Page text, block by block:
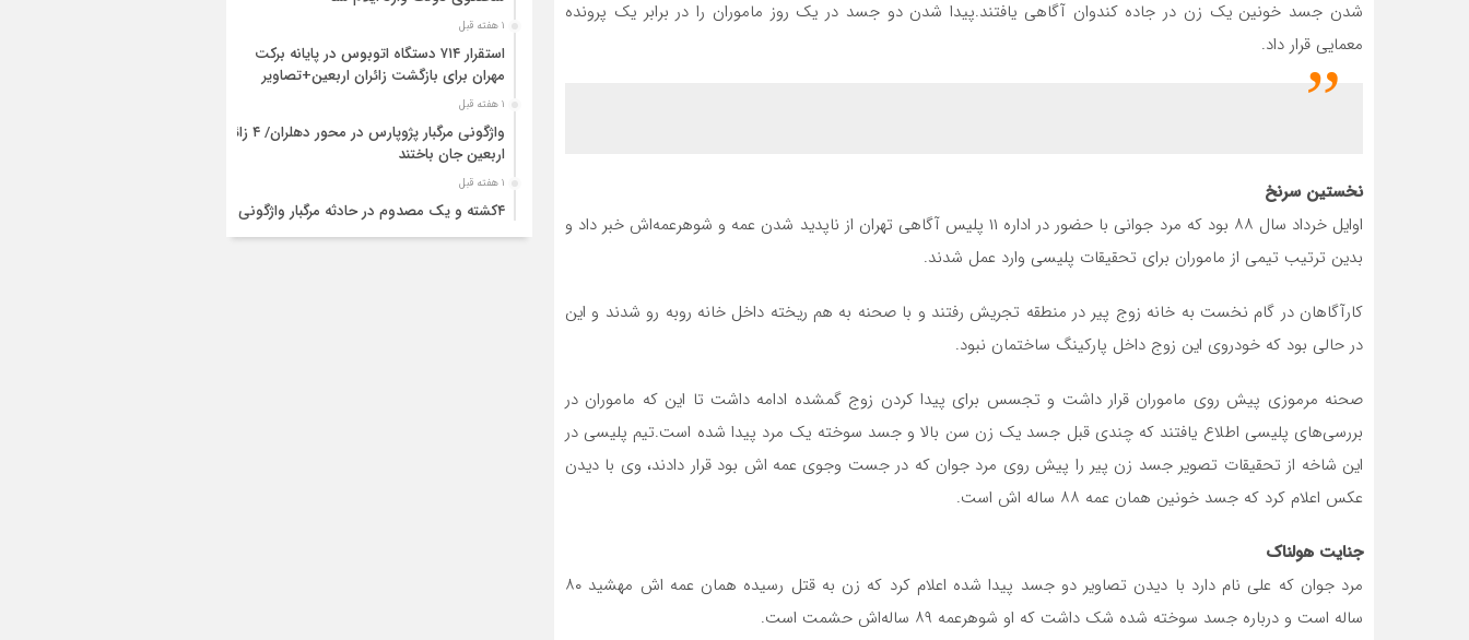
شدن جسد خونین یک زن در جاده کندوان آگاهی یافتند.پیدا شدن دو جسد در یک روز ماموران را در برابر یک پرونده
معمایی قرار داد.
نخستین سرنخ
اوایل خرداد سال ۸۸ بود که مرد جوانی با حضور در اداره ۱۱ پلیس آگاهی تهران از ناپدید شدن عمه و شوهرعمه‌اش خبر داد و
بدین ترتیب تیمی از ماموران برای تحقیقات پلیسی وارد عمل شدند.
کارآگاهان در گام نخست به خانه زوج پیر در منطقه تجریش رفتند و با صحنه به هم ریخته داخل خانه روبه رو شدند و این
در حالی بود که خودروی این زوج داخل پارکینگ ساختمان نبود.
صحنه مرموزی پیش روی ماموران قرار داشت و تجسس برای پیدا کردن زوج گمشده ادامه داشت تا این که ماموران در
بررسی‌های پلیسی اطلاع یافتند که چندی قبل جسد یک زن سن بالا و جسد سوخته یک مرد پیدا شده است.تیم پلیسی در
این شاخه از تحقیقات تصویر جسد زن پیر را پیش روی مرد جوان که در جست وجوی عمه اش بود قرار دادند، وی با دیدن
عکس اعلام کرد که جسد خونین همان عمه ۸۸ ساله اش است.
جنایت هولناک
مرد جوان که علی نام دارد با دیدن تصاویر دو جسد پیدا شده اعلام کرد که زن به قتل رسیده همان عمه اش مهشید ۸۰
ساله است و درباره جسد سوخته شده شک داشت که او شوهرعمه ۸۹ ساله‌اش حشمت است.
۱ هفته قبل
استقرار ۷۱۴ دستگاه اتوبوس در پایانه برکت
مهران برای بازگشت زائران اربعین+تصاویر
۱ هفته قبل
واژگونی مرگبار پژوپارس در محور دهلران/ ۴ زائر
اربعین جان باختند
۱ هفته قبل
۴کشته و یک مصدوم در حادثه مرگبار واژگونی
خودرو پژو پارس در دهلران